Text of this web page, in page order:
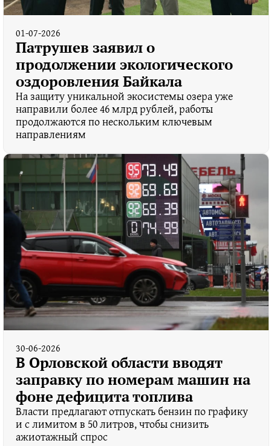
01-07-2026
Патрушев заявил о
продолжении экологического
оздоровления Байкала
На защиту уникальной экосистемы озера уже
направили более 46 млрд рублей, работы
продолжаются по нескольким ключевым
направлениям
30-06-2026
В Орловской области вводят
заправку по номерам машин на
фоне дефицита топлива
Власти предлагают отпускать бензин по графику
и с лимитом в 50 литров, чтобы снизить
ажиотажный спрос